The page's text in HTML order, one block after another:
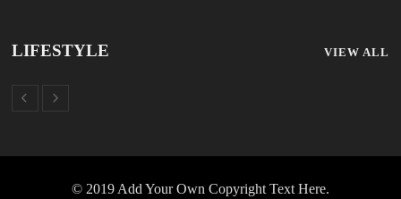
LIFESTYLE VIEW ALL
© 2019 Add Your Own Copyright Text Here.